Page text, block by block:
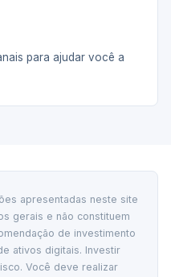
para ajudar você a
apresentadas neste site
gerais e não constituem
de investimento
ativos digitais. Investir
Você deve realizar